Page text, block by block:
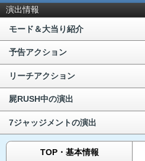
演出情報
モード＆大当り紹介
予告アクション
リーチアクション
屍RUSH中の演出
7ジャッジメントの演出
TOP・基本情報